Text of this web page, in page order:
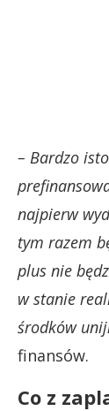
– Bardzo
najpierw
tym razem
plus nie
w stanie
środków
finansów.
Co z